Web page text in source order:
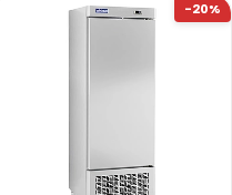
Medidas
Cargando…
-20%